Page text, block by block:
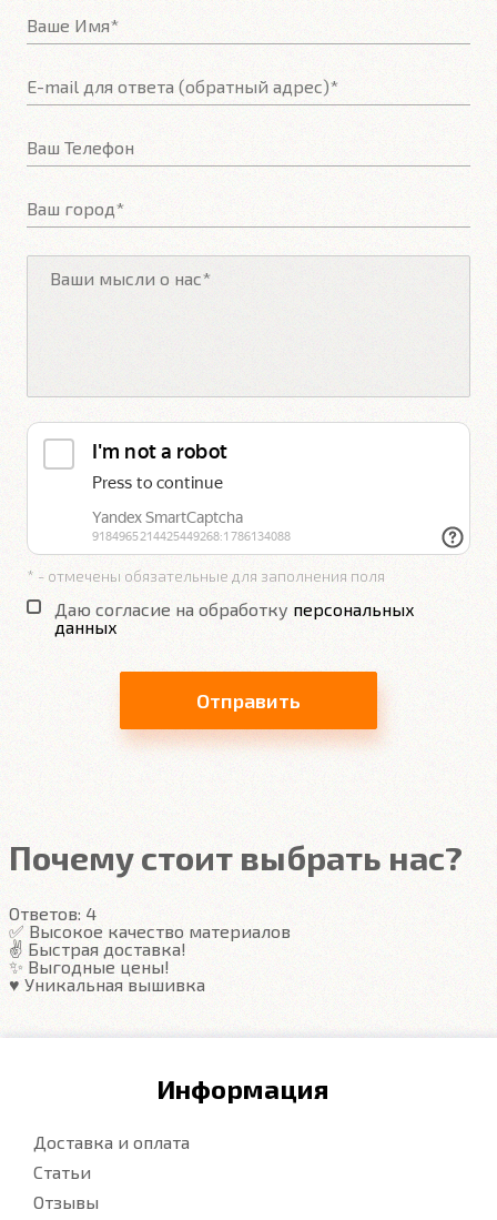
* - отмечены обязательные для заполнения поля
Даю согласие на обработку персональных
данных
Отправить
Почему стоит выбрать нас?
Ответов: 4
✅ Высокое качество материалов
✌️ Быстрая доставка!
✨ Выгодные цены!
♥️ Уникальная вышивка
Информация
Доставка и оплата
Статьи
Отзывы